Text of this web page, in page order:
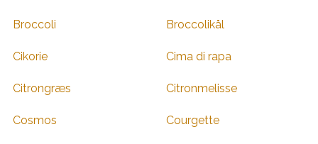
Broccoli Broccolikål
Cikorie Cima di rapa
Citrongræs Citronmelisse
Cosmos Courgette